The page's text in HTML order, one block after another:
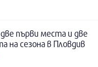
първи места и две
на сезона в Пловдив